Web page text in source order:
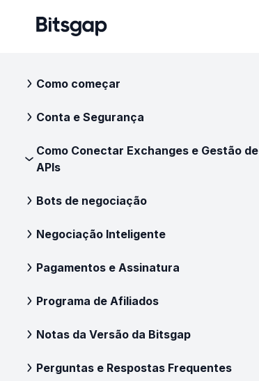
Como começar
Conta e Segurança
Como Conectar Exchanges e Gestão de
APIs
Bots de negociação
Negociação Inteligente
Pagamentos e Assinatura
Programa de Afiliados
Notas da Versão da Bitsgap
Perguntas e Respostas Frequentes